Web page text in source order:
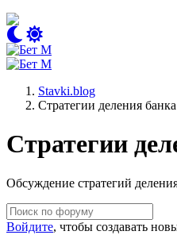
Stavki.blog
Стратегии деления банка
Стратегии
Обсуждение стратегий
Войдите, чтобы создавать